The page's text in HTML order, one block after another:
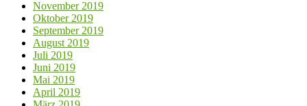
November 2019
Oktober 2019
September 2019
August 2019
Juli 2019
Juni 2019
Mai 2019
April 2019